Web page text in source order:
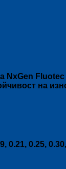
на
0.21, 0.25,